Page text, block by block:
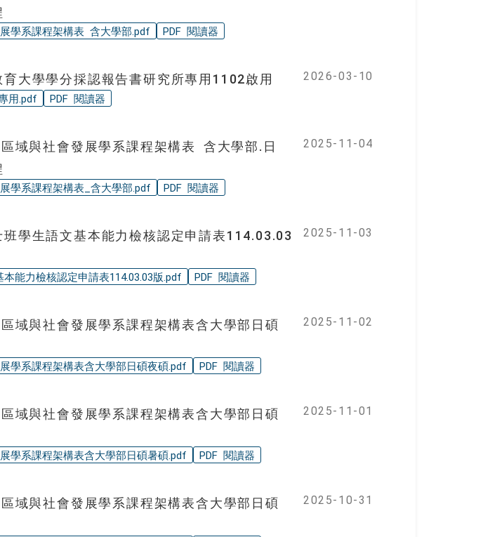
學系課程架構表 含大學部.pdf PDF 閱讀器
育大學學分採認報告書研究所專用1102啟用
用.pdf PDF 閱讀器
2026-03-10
域與社會發展學系課程架構表 含大學部.日
學系課程架構表_含大學部.pdf PDF 閱讀器
2025-11-04
班學生語文基本能力檢核認定申請表114.03.03
能力檢核認定申請表114.03.03版.pdf PDF 閱讀器
2025-11-03
域與社會發展學系課程架構表含大學部日碩
學系課程架構表含大學部日碩夜碩.pdf PDF 閱讀器
2025-11-02
域與社會發展學系課程架構表含大學部日碩
學系課程架構表含大學部日碩暑碩.pdf PDF 閱讀器
2025-11-01
域與社會發展學系課程架構表含大學部日碩
2025-10-31